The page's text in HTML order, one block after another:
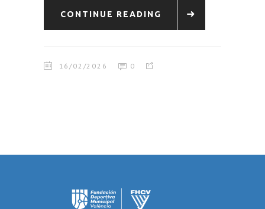
CONTINUE READING
16/02/2026 0